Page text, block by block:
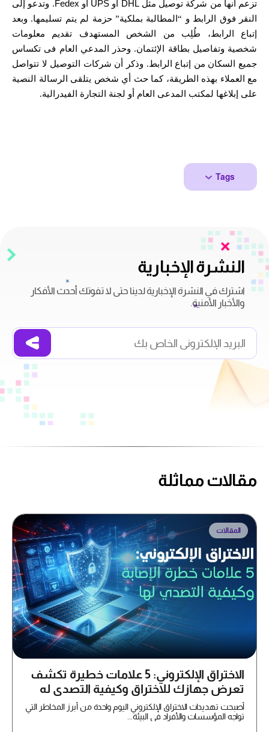
تزعم أنها من شركة توصيل مثلDHL أو UPS أو Fedex. وتدعو
إلى
النقر فوق الرابط و “المطالبة بملكية”حزمة لم يتم تسليمها. وبعد
إتباع الرابط، طُلِب من الشخص المستهدف تقديم معلومات
شخصية وتفاصيل بطاقة الإئتمان. وحذر المدعي العام فى تكساس
جميع السكان من إتباع الرابط. وذكر أن شركات التوصيل لا تتواصل
مع العملاء بهذه الطريقة، كما حث أي شخص يتلقى الرسالة النصية
على إبلاغها لمكتب المدعى العام أو لجنة التجارة الفيدرالية.
Tags
النشرة الإخبارية
اشترك في النشرة الإخبارية لدينا حتى لا تفوتك أحدث الأفكار
والأخبار الأمنية.
مقالات مماثلة
المقالات
الاختراق الإلكتروني: 5 علامات خطيرة تكشف
تعرض جهازك للاختراق وكيفية التصدي له
أصبحت تهديدات الاختراق الإلكتروني اليوم واحدة من أبرز المخاطر التي
تواجه المؤسسات والأفراد في البيئة...